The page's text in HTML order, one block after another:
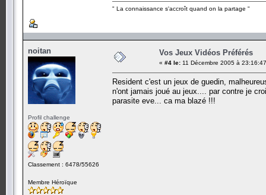
" La connaissance s'accroît quand on la partage "
noitan
Profil challenge
Classement : 6478/55626
Membre Héroïque
Vos Jeux Vidéos Préférés
« #4 le: 11 Décembre 2005 à
Resident c'est un jeux de guedin,
n'ont jamais joué au jeux.... par contre je
parasite eve... ca ma blazé !!!